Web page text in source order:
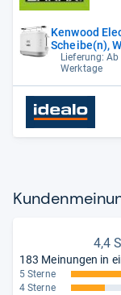
Kenwood
Scheibe(n),
mm
Lieferung:
Werktage
4,4
183 Meinungen in
5 Sterne
4 Sterne